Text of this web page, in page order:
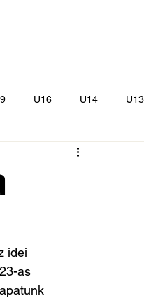
U16 U14 U13
Kajak-Kenu
idei
as